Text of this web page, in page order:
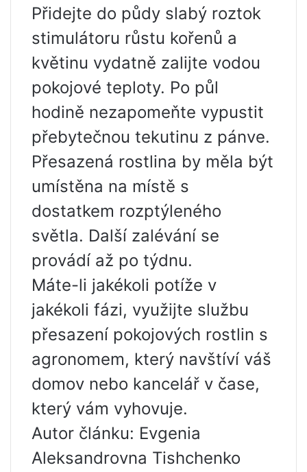
Přidejte do půdy slabý roztok
stimulátoru růstu kořenů a
květinu vydatně zalijte vodou
pokojové teploty. Po půl
hodině nezapomeňte vypustit
přebytečnou tekutinu z pánve.
Přesazená rostlina by měla být
umístěna na místě s
dostatkem rozptýleného
světla. Další zalévání se
provádí až po týdnu.
Máte-li jakékoli potíže v
jakékoli fázi, využijte službu
přesazení pokojových rostlin s
agronomem, který navštíví váš
domov nebo kancelář v čase,
který vám vyhovuje.
Autor článku: Evgenia
Aleksandrovna Tishchenko